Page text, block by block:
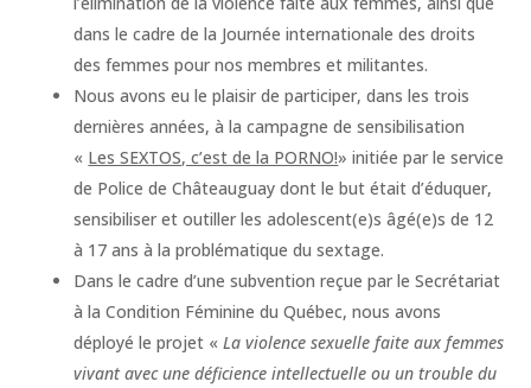
dans le cadre de la Journée internationale des droits
des femmes pour nos membres et militantes.
Nous avons eu le plaisir de participer, dans les trois
dernières années, à la campagne de sensibilisation
« Les SEXTOS, c’est de la PORNO!» initiée par le service
de Police de Châteauguay dont le but était d’éduquer,
sensibiliser et outiller les adolescent(e)s âgé(e)s de 12
à 17 ans à la problématique du sextage.
Dans le cadre d’une subvention reçue par le Secrétariat
à la Condition Féminine du Québec, nous avons
déployé le projet «La violence sexuelle faite aux femmes
vivant avec une déficience intellectuelle ou un trouble du